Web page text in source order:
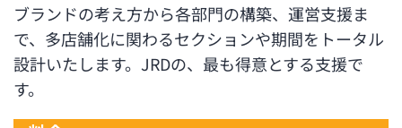
ブランドの考え方から各部門の構築、運営支援ま
で、多店舗化に関わるセクションや期間をトータル
設計いたします。JRDの、最も得意とする支援で
す。